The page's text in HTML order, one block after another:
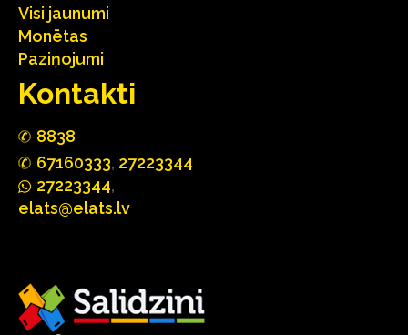
Visi jaunumi
Monētas
Paziņojumi
Kontakti
8838
67160333, 27223344
27223344,
elats@elats.lv